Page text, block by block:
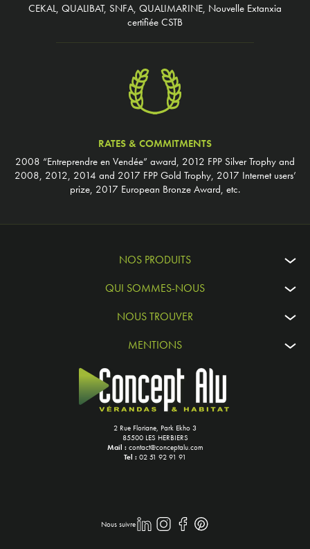
CEKAL, QUALIBAT, SNFA, QUALIMARINE, Nouvelle Extanxia
certifiée CSTB
RATES & COMMITMENTS
2008 “Entreprendre en Vendée” award, 2012 FPP Silver Trophy and
2008, 2012, 2014 and 2017 FPP Gold Trophy, 2017 Internet users’
prize, 2017 European Bronze Award, etc.
NOS PRODUITS
QUI SOMMES-NOUS
NOUS TROUVER
MENTIONS
2 Rue Floriane, Park Ekho 3
85500 LES HERBIERS
Mail : contact@conceptalu.com
Tel : 02 51 92 91 91
Nous suivre